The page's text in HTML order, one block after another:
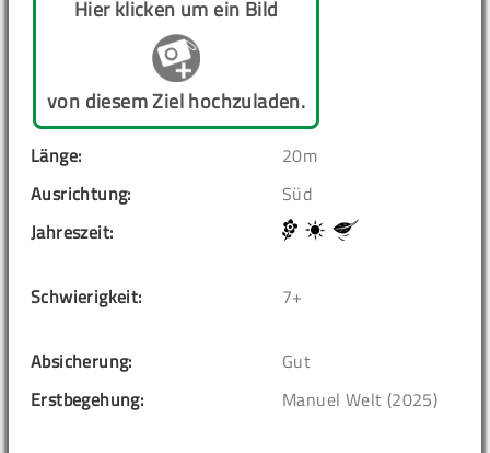
Hier klicken um ein Bild
von diesem Ziel hochzuladen.
Länge:
20m
Ausrichtung:
Süd
Jahreszeit:
Schwierigkeit: 7+
Absicherung:
Gut
Erstbegehung:
Manuel Welt (2025)